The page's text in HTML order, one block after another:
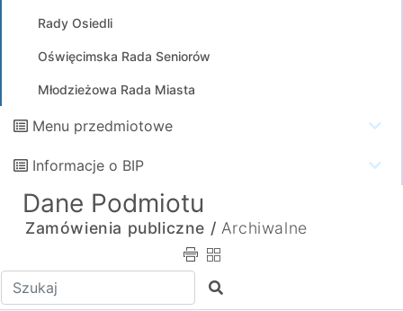
Rady Osiedli
Oświęcimska Rada Seniorów
Młodzieżowa Rada Miasta
Menu przedmiotowe
Informacje o BIP
Dane Podmiotu
Zamówienia publiczne / Archiwalne
Wpisz tekst do wyszukania Szukaj